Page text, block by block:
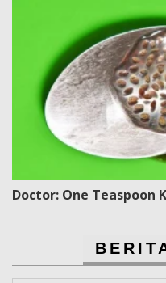
Doctor: One Teaspoon